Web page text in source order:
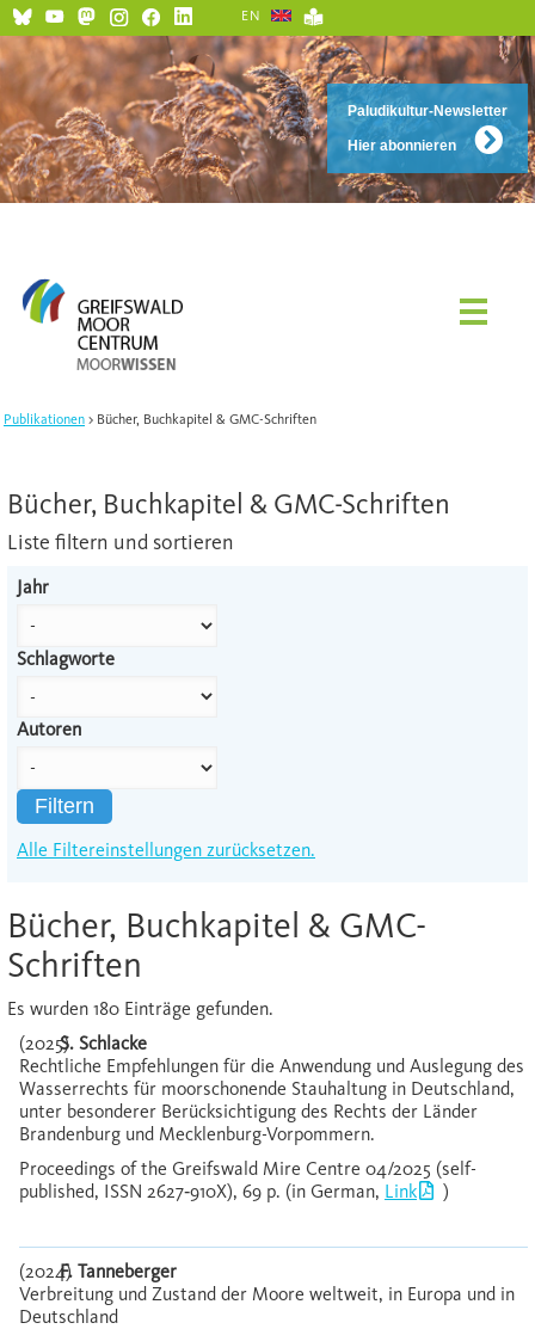
Paludikultur-Newsletter
Hier abonnieren
EN
Publikationen Bücher, Buchkapitel & GMC-Schriften
Bücher, Buchkapitel & GMC-Schriften
Liste filtern und sortieren
Jahr
Schlagworte
Autoren
Filtern
Alle Filtereinstellungen zurücksetzen.
Bücher, Buchkapitel & GMC-
Schriften
Es wurden 180 Einträge gefunden.
(2025)S. Schlacke
Rechtliche Empfehlungen für die Anwendung und Auslegung des
Wasserrechts für moorschonende Stauhaltung in Deutschland,
unter besonderer Berücksichtigung des Rechts der Länder
Brandenburg und Mecklenburg-Vorpommern.
Proceedings of the Greifswald Mire Centre 04/2025 (self-
published, ISSN 2627‐910X), 69 p. (in German, Link )
(2024)F. Tanneberger
Verbreitung und Zustand der Moore weltweit, in Europa und in
Deutschland